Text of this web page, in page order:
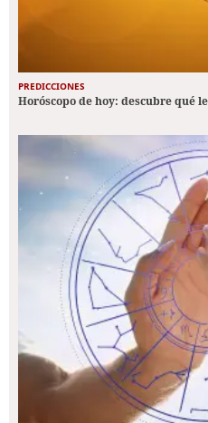
PREDICCIONES
Horóscopo de hoy: descubre qué